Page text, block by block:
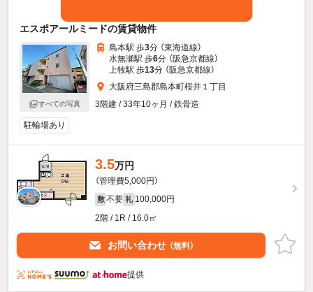
エスポアールミードの賃貸物件
すべての写真
島本駅 歩3分 （東海道線）
水無瀬駅 歩6分 （阪急京都線）
上牧駅 歩13分 （阪急京都線）
大阪府三島郡島本町桜井１丁目
3階建 / 33年10ヶ月 / 鉄骨造
駐輪場あり
3.5万円
（管理費5,000円）
敷 不要 礼 100,000円
2階 / 1R / 16.0㎡
お問い合わせ （無料）
提供